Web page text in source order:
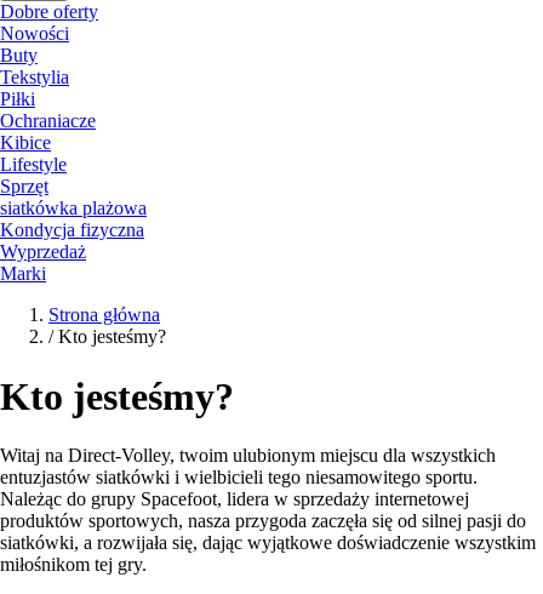
Dobre oferty
Nowości
Buty
Tekstylia
Piłki
Ochraniacze
Kibice
Lifestyle
Sprzęt
siatkówka plażowa
Kondycja fizyczna
Wyprzedaż
Marki
Strona główna
/ Kto jesteśmy?
Kto jesteśmy?
Witaj na Direct-Volley, twoim ulubionym miejscu dla wszystkich
entuzjastów siatkówki i wielbicieli tego niesamowitego sportu.
Należąc do grupy Spacefoot, lidera w sprzedaży internetowej
produktów sportowych, nasza przygoda zaczęła się od silnej pasji do
siatkówki, a rozwijała się, dając wyjątkowe doświadczenie wszystkim
miłośnikom tej gry.